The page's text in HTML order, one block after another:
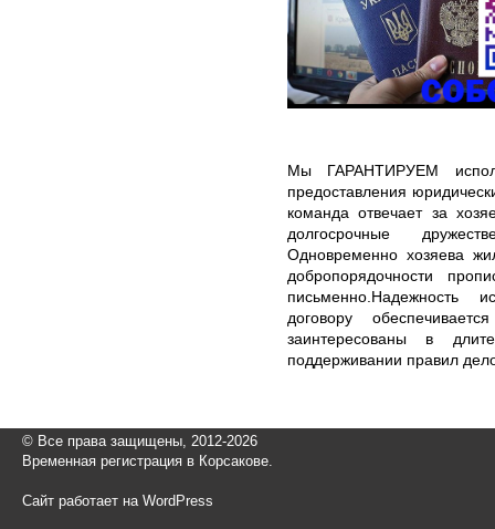
Мы ГАРАНТИРУЕМ
предоставления
команда отвечает за
долгосрочные
Одновременно хозяева
добропорядочности
письменно.Надежность
договору
заинтересованы в
поддерживании правил
© Все права защищены, 2012-2026
Временная регистрация в Корсакове.
Сайт работает на WordPress